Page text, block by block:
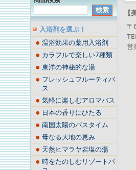
入浴剤を選ぶ！
温浴効果の薬用入浴剤
カラフルで楽しい7種類
東洋の神秘的な湯
フレッシュフルーティバ
ス
気軽に楽しむアロマバス
日本の香りにひたる
南国太陽のバスタイム
母なる大地の恵み
天然ヒマラヤ岩塩の湯
時をたのしむリゾートバ
【
〒
営